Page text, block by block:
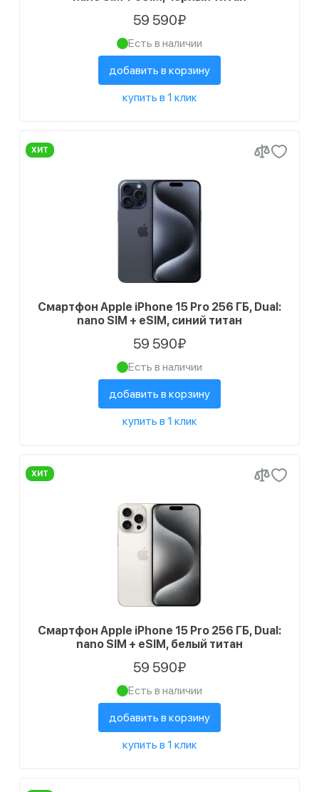
59 590₽
Есть в наличии
добавить в корзину
купить в 1 клик
ХИТ
Смартфон Apple iPhone 15 Pro 256 ГБ, Dual:
nano SIM + eSIM, синий титан
59 590₽
Есть в наличии
добавить в корзину
купить в 1 клик
ХИТ
Смартфон Apple iPhone 15 Pro 256 ГБ, Dual:
nano SIM + eSIM, белый титан
59 590₽
Есть в наличии
добавить в корзину
купить в 1 клик